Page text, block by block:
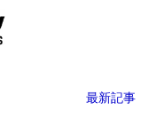
最新記事